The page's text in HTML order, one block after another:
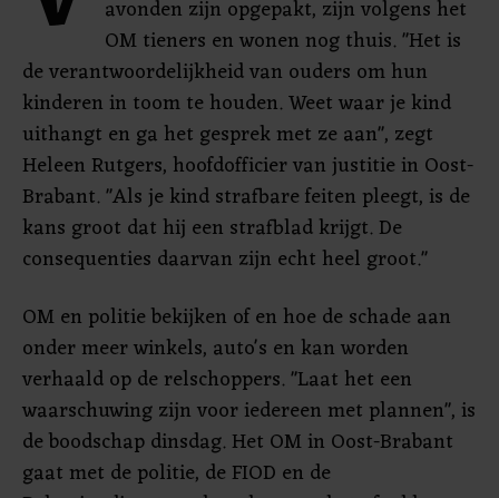
avonden zijn opgepakt, zijn volgens het
OM tieners en wonen nog thuis. "Het is
de verantwoordelijkheid van ouders om hun
kinderen in toom te houden. Weet waar je kind
uithangt en ga het gesprek met ze aan", zegt
Heleen Rutgers, hoofdofficier van justitie in Oost-
Brabant. "Als je kind strafbare feiten pleegt, is de
kans groot dat hij een strafblad krijgt. De
consequenties daarvan zijn echt heel groot."
OM en politie bekijken of en hoe de schade aan
onder meer winkels, auto's en kan worden
verhaald op de relschoppers. "Laat het een
waarschuwing zijn voor iedereen met plannen", is
de boodschap dinsdag. Het OM in Oost-Brabant
gaat met de politie, de FIOD en de